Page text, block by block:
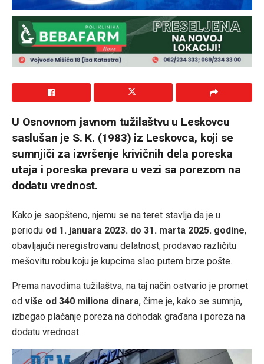
U Osnovnom javnom tužilaštvu u Leskovcu
saslušan je S. K. (1983) iz Leskovca, koji se
sumnjiči za izvršenje krivičnih dela poreska
utaja i poreska prevara u vezi sa porezom na
dodatu vrednost.
Kako je saopšteno, njemu se na teret stavlja da je u
periodu od 1. januara 2023. do 31. marta 2025. godine,
obavljajući neregistrovanu delatnost, prodavao različitu
mešovitu robu koju je kupcima slao putem brze pošte.
Prema navodima tužilaštva, na taj način ostvario je promet
od više od 340 miliona dinara, čime je, kako se sumnja,
izbegao plaćanje poreza na dohodak građana i poreza na
dodatu vrednost.